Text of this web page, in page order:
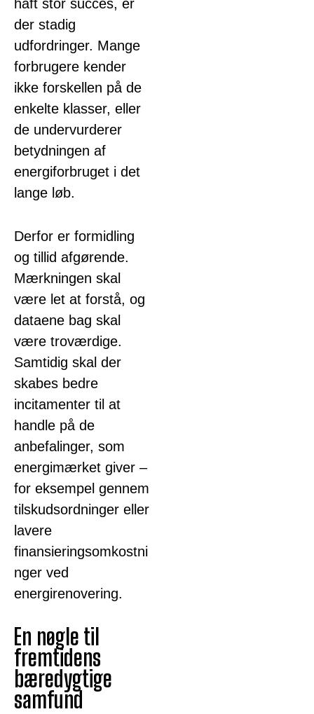
haft stor succes, er
der stadig
udfordringer. Mange
forbrugere kender
ikke forskellen på de
enkelte klasser, eller
de undervurderer
betydningen af
energiforbruget i det
lange løb.
Derfor er formidling
og tillid afgørende.
Mærkningen skal
være let at forstå, og
dataene bag skal
være troværdige.
Samtidig skal der
skabes bedre
incitamenter til at
handle på de
anbefalinger, som
energimærket giver –
for eksempel gennem
tilskudsordninger eller
lavere
finansieringsomkostni
nger ved
energirenovering.
En nøgle til
fremtidens
bæredygtige
samfund